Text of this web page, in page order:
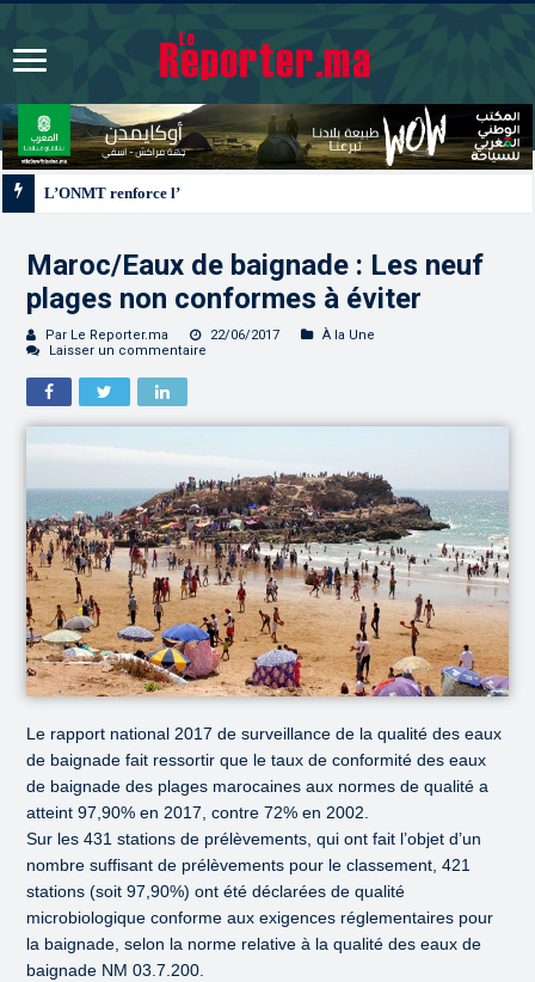
Maroc/Eaux de baignade : Les neuf
plages non conformes à éviter
Par Le Reporter.ma 22/06/2017
À la Une
Laisser un commentaire
Le rapport national 2017 de surveillance de la qualité des eaux
de baignade fait ressortir que le taux de conformité des eaux
de baignade des plages marocaines aux normes de qualité a
atteint 97,90% en 2017, contre 72% en 2002.
Sur les 431 stations de prélèvements, qui ont fait l’objet d’un
nombre suffisant de prélèvements pour le classement, 421
stations (soit 97,90%) ont été déclarées de qualité
microbiologique conforme aux exigences réglementaires pour
la baignade, selon la norme relative à la qualité des eaux de
baignade NM 03.7.200.